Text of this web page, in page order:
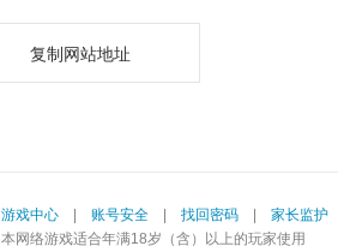
复制网站地址
游戏中心 账号安全 找回密码 家长监护
本网络游戏适合年满18岁（含）以上的玩家使用